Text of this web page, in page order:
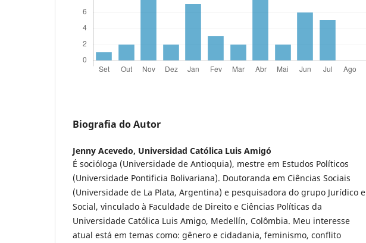
Biografia do Autor
Jenny Acevedo, Universidad Católica Luis Amigó
É socióloga (Universidade de Antioquia), mestre em Estudos Políticos
(Universidade Pontificia Bolivariana). Doutoranda em Ciências Sociais
(Universidade de La Plata, Argentina) e pesquisadora do grupo Jurídico e
Social, vinculado à Faculdade de Direito e Ciências Políticas da
Universidade Católica Luis Amigo, Medellín, Colômbia. Meu interesse
atual está em temas como: gênero e cidadania, feminismo, conflito